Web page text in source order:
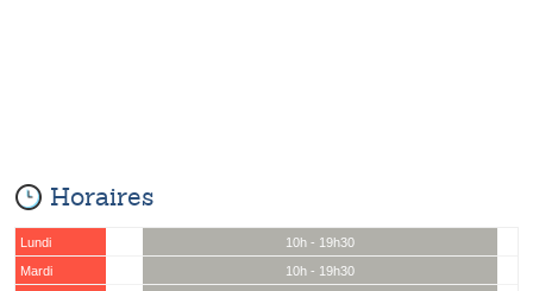
Horaires
Lundi
10h - 19h30
Mardi
10h - 19h30